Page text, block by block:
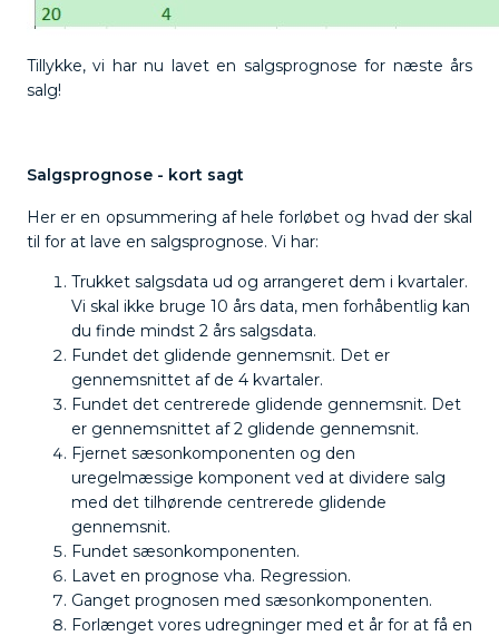
Tillykke, vi har nu lavet en salgsprognose for næste års
salg!
Salgsprognose - kort sagt
Her er en opsummering af hele forløbet og hvad der skal
til for at lave en salgsprognose. Vi har:
Trukket salgsdata ud og arrangeret dem i kvartaler.
Vi skal ikke bruge 10 års data, men forhåbentlig kan
du finde mindst 2 års salgsdata.
Fundet det glidende gennemsnit. Det er
gennemsnittet af de 4 kvartaler.
Fundet det centrerede glidende gennemsnit. Det
er gennemsnittet af 2 glidende gennemsnit.
Fjernet sæsonkomponenten og den
uregelmæssige komponent ved at dividere salg
med det tilhørende centrerede glidende
gennemsnit.
Fundet sæsonkomponenten.
Lavet en prognose vha. Regression.
Ganget prognosen med sæsonkomponenten.
Forlænget vores udregninger med et år for at få en